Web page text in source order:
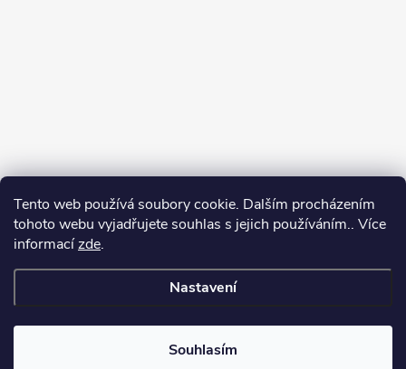
Tento web používá soubory cookie. Dalším procházením
tohoto webu vyjadřujete souhlas s jejich používáním.. Více
informacízde.
Nastavení
Souhlasím
Copyright 2026Můj e-shop. Všechna práva vyhrazena.